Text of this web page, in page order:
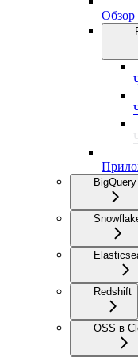
Обзор
BigQuery
Redshift
OSS в